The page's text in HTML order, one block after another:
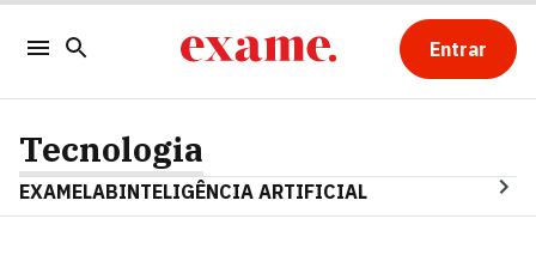
Entrar
Tecnologia
EXAMELABINTELIGÊNCIA ARTIFICIAL